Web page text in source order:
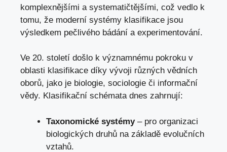
komplexnějšími a systematičtějšími,‌ což vedlo k
⁤tomu, že moderní ‌systémy klasifikace jsou
výsledkem pečlivého bádání⁣ a experimentování.
Ve 20. století došlo k významnému pokroku v
oblasti klasifikace díky vývoji různých vědních
oborů, jako je biologie,⁤ sociologie či informační
vědy. Klasifikační schémata dnes zahrnují:
Taxonomické systémy– pro organizaci
biologických druhů na základě evolučních
vztahů.